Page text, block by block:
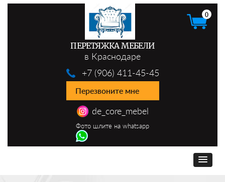
ПЕРЕТЯЖКА МЕБЕЛИ
в Краснодаре
de_core_mebel
Фото шлите на whatsapp
+7 (906) 411-45-45
Перезвоните мне
0